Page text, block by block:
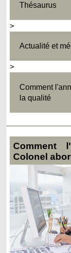
Thésaurus
>
Actualité et
>
Comment
la qualité
Comment
Colonel